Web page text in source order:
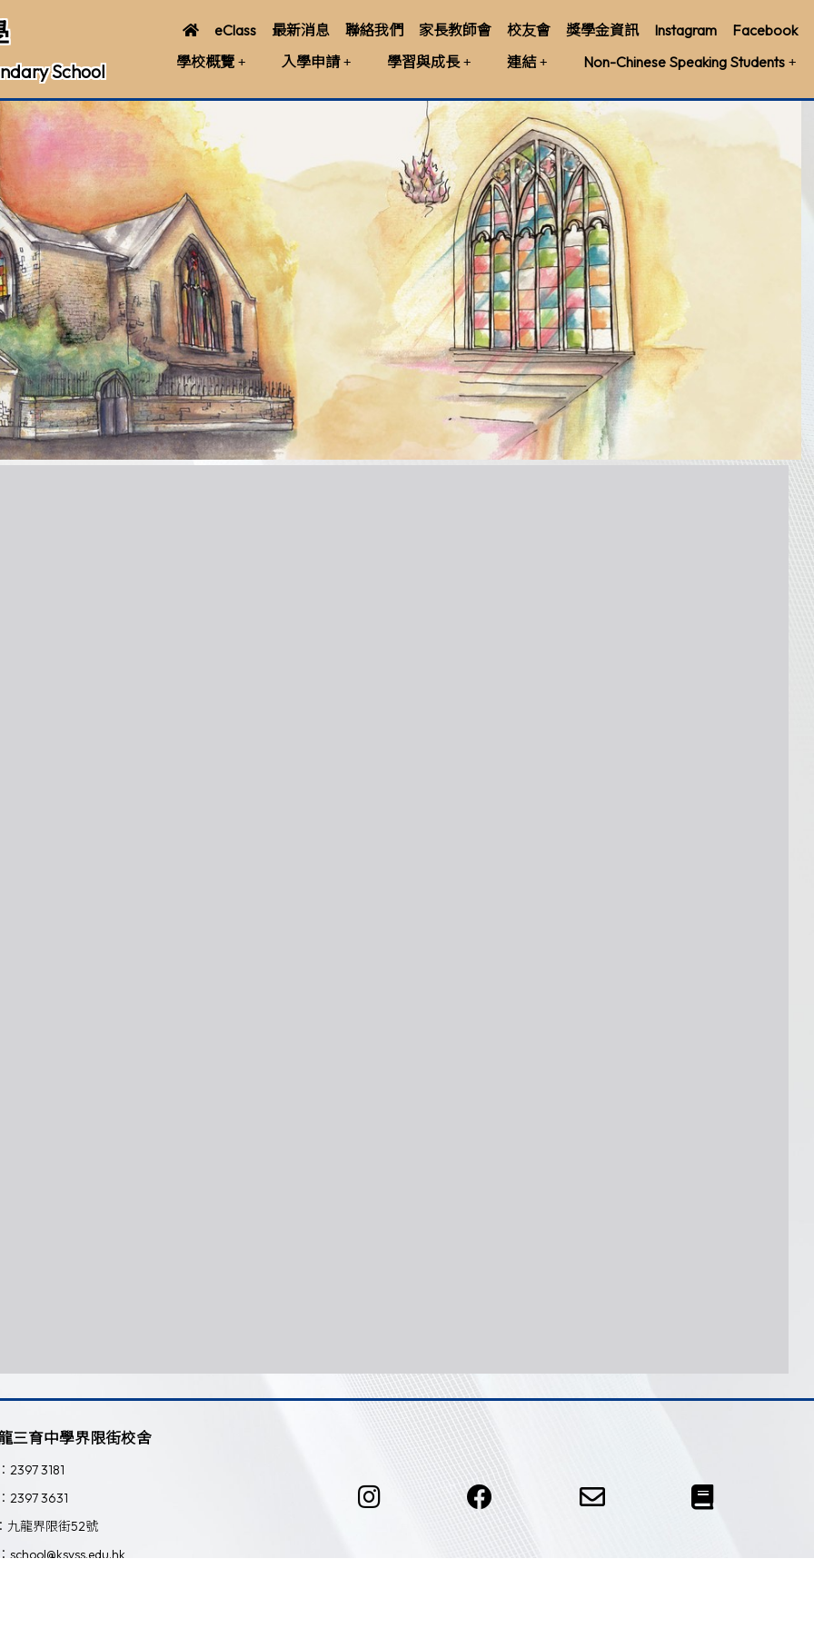
School
eClass 最新消息 聯絡我們 家長教師會 校友會 獎學金資訊 Instagram
Facebook
學校概覽
入學申請 學習與成長 連結 Non-Chinese Speaking Students
三育中學界限街校舍
2397 3181
2397 3631
九龍界限街52號
school@ksyss.edu.hk